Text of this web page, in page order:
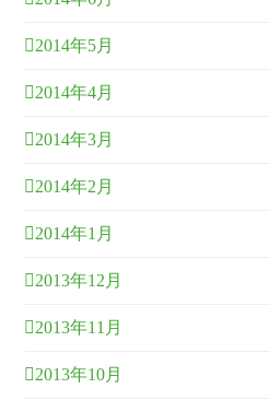
2014年5月
2014年4月
2014年3月
2014年2月
2014年1月
2013年12月
2013年11月
2013年10月